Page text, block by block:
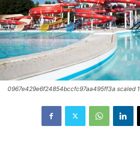
0967e429e6f24854bccfc97aa495ff3a scaled 1